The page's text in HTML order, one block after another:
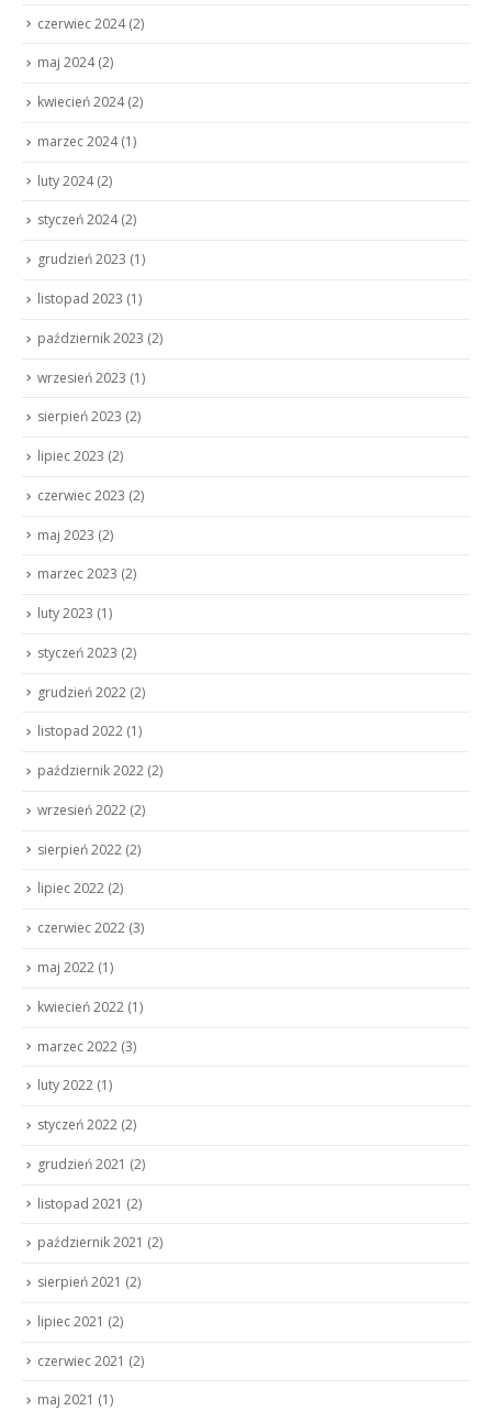
czerwiec 2024(2)
maj 2024(2)
kwiecień 2024(2)
marzec 2024(1)
luty 2024(2)
styczeń 2024(2)
grudzień 2023 (1)
listopad 2023 (1)
październik 2023 (2)
wrzesień 2023 (1)
sierpień 2023 (2)
lipiec 2023 (2)
czerwiec 2023 (2)
maj 2023 (2)
marzec 2023 (2)
luty 2023 (1)
styczeń 2023 (2)
grudzień 2022 (2)
listopad 2022 (1)
październik 2022 (2)
wrzesień 2022 (2)
sierpień 2022 (2)
lipiec 2022 (2)
czerwiec 2022 (3)
maj 2022 (1)
kwiecień 2022 (1)
marzec 2022 (3)
luty 2022 (1)
styczeń 2022 (2)
grudzień 2021 (2)
listopad 2021 (2)
październik 2021 (2)
sierpień 2021 (2)
lipiec 2021 (2)
czerwiec 2021 (2)
maj 2021 (1)